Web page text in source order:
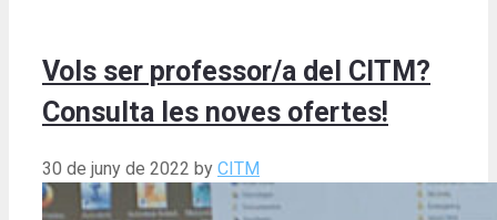
Vols ser professor/a del CITM?
Consulta les noves ofertes!
30 de juny de 2022 by CITM